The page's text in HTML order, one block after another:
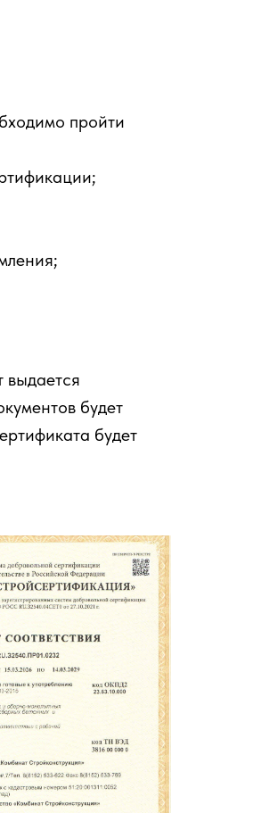
пройти
выдается
будет
будет